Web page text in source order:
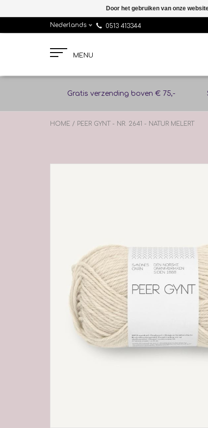
Nederlands 0513 413344
MENU
Gratis verzending boven € 75,-
HOME / PEER GYNT - NR. 2641 - NATUR MELERT
Door het gebruiken van onze